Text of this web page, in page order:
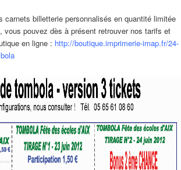
carnets billetterie personnalisés en quantité limitée
vous pouvez dès à présent retrouver nos tarifs et
en ligne : http://boutique.imprimerie-imap.fr/24-